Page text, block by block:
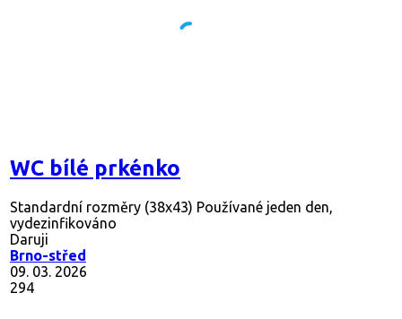
WC bílé prkénko
Standardní rozměry (38x43) Používané jeden den,
vydezinfikováno
Daruji
Brno-střed
09. 03. 2026
294